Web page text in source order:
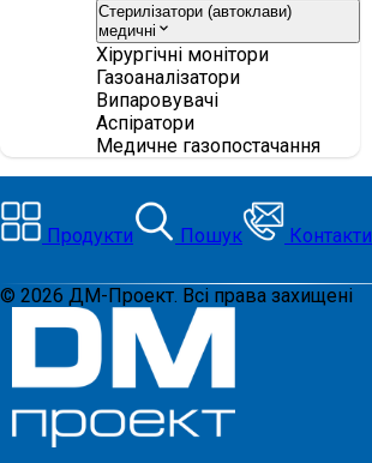
Стерилізатори (автоклави)
медичні
Хірургічні монітори
Газоаналізатори
Випаровувачі
Аспіратори
Медичне газопостачання
Продукти Пошук Контакти
© 2026 ДМ-Проект. Всі права захищені